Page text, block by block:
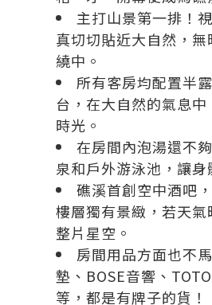
主打山景第一排！
真切切貼近大自然，
繞中。
所有客房均配置半
台，在大自然的氣息
時光。
在房間內泡湯還不
泉和戶外游泳池，讓身
礁溪首創空中酒吧
樓層獨有景緻，若天
整片星空。
房間用品方面也不
墊、BOSE音響、
等，都是有牌子的貨！